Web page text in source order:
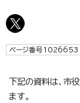
ページ番号1026653
下記の資料は、市
ます。